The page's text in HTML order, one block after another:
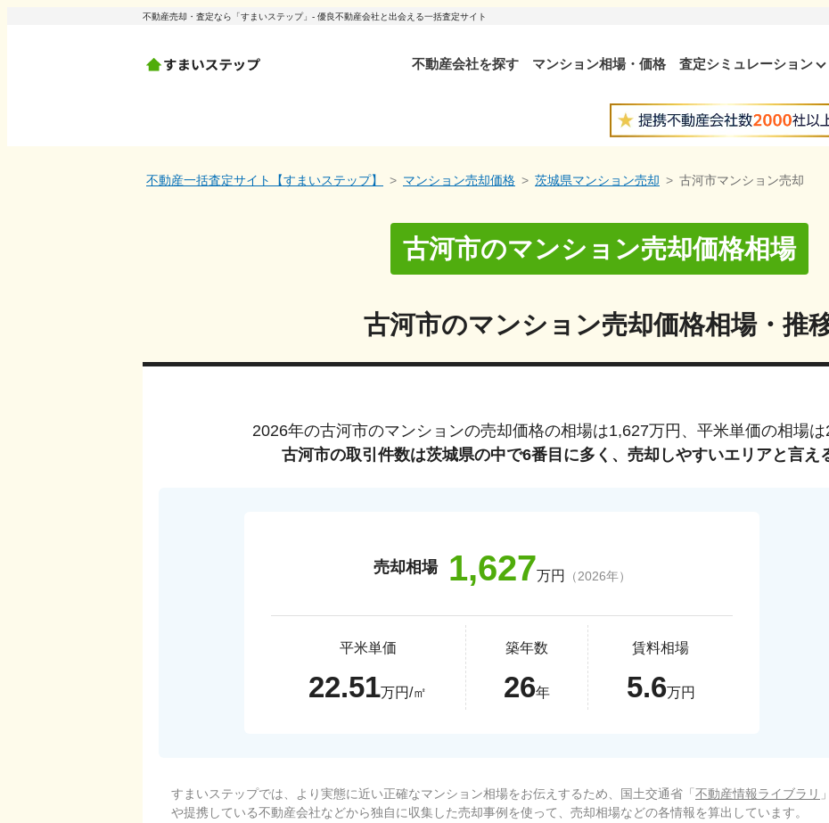
不動産売却・査定なら「すまいステップ」- 優良不動産会社と出会える一括査定サイト
不動産会社を探す マンション相場・価格 査定シミュレーション
不動産一括査定サイト【すまいステップ】 マンション売却価格 茨城県マンション売却 古河市マンション売却
古河市のマンション売却価格相場
古河市のマンション売却価格相場・推
2026年の古河市のマンションの売却価格の相場は1,627万円、平米単価の相場は
古河市の取引件数は茨城県の中で6番目に多く、売却しやすいエリアと言え
売却相場 1,627万円 （2026年）
平米単価
22.51万円/㎡
築年数
26年
賃料相場
5.6万円
すまいステップでは、より実態に近い正確なマンション相場をお伝えするため、国土交通省「 不動産情報ライブラリ 」
や提携している不動産会社などから独自に収集した売却事例を使って、売却相場などの各情報を算出しています。